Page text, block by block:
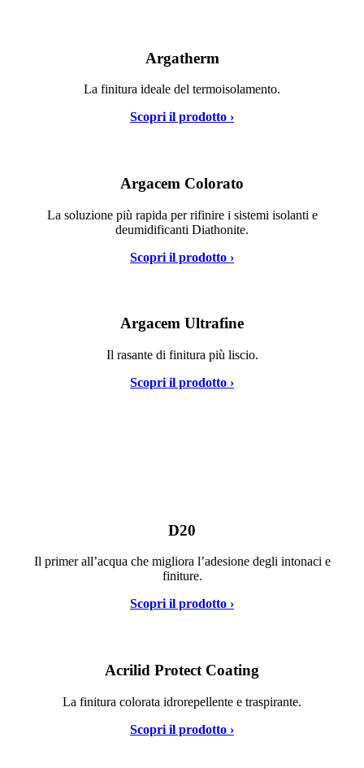
Argatherm
La finitura ideale del termoisolamento.
Scopri il prodotto ›
Argacem Colorato
La soluzione più rapida per rifinire i sistemi isolanti e
deumidificanti Diathonite.
Scopri il prodotto ›
Argacem Ultrafine
Il rasante di finitura più liscio.
Scopri il prodotto ›
D20
Il primer all’acqua che migliora l’adesione degli intonaci e
finiture.
Scopri il prodotto ›
Acrilid Protect Coating
La finitura colorata idrorepellente e traspirante.
Scopri il prodotto ›